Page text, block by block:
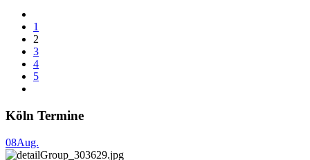
1
2
3
4
5
Köln Termine
08Aug.